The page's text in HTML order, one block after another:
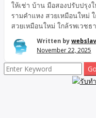
ให้เช่า บ้าน มือสองปรับปรุง
รามคำแหง สวยเหมือนใหม่
สวยเหมือนใหม่ ใกล้รพเวช
มือสองปรับปรุงใหม่ บ้านเดี่
มือสองปรับปรุงใหม่ บ้านเดี่ย
ใหม่ ใกล้รพเวชธานีรามคำ
รามคำแหง บ้านมือสองปรับป
ธานีรามคำแหง บ้านใกล้รพร
จอดรถได้4 คัน ใกล้เดอะม
Written by
November 22, 2025
Search
for: